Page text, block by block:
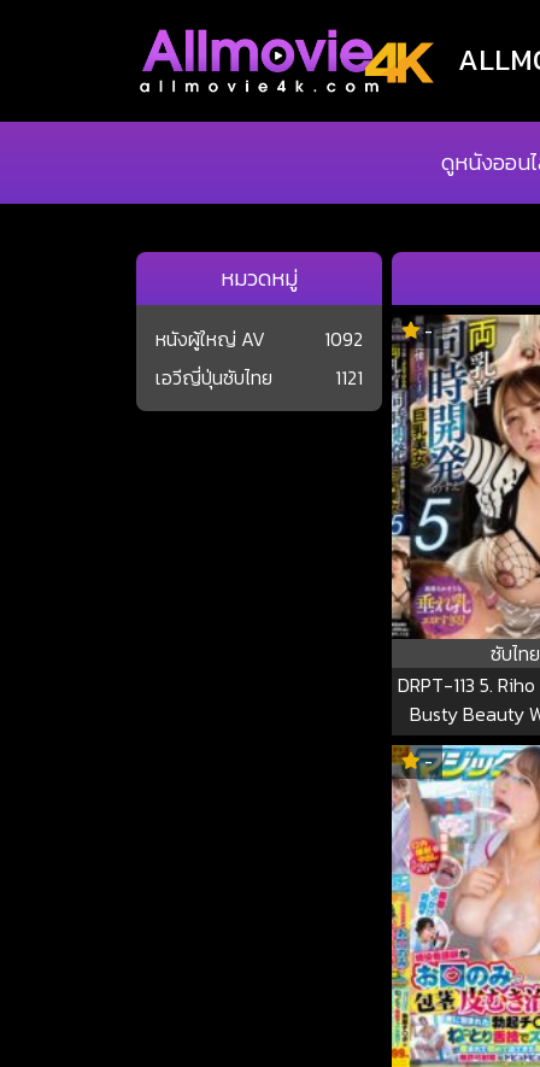
ดูหนังออน
หมวดหมู่
หนังผู้ใหญ่ AV
1092
เอวีญี่ปุ่นซับไทย
1121
-
ซับไทย
DRPT-113 5.
Busty Beauty
Hanging From
Crowded Train,
Her Nipples
Simultaneously,
Her
DRPT-
-